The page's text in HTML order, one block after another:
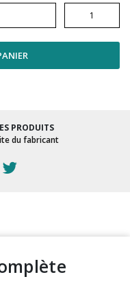
PRODUITS
du fabricant